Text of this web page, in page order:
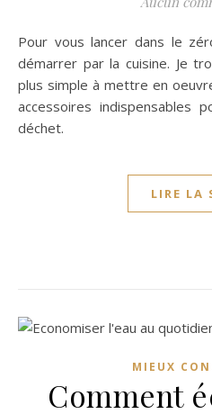
Pour vous lancer dans le zéro déchet, pourquoi ne pas
démarrer par la cuisine. Je
plus simple à mettre en
accessoires indispensables
déchet.
LIRE LA
MIEUX
Comment